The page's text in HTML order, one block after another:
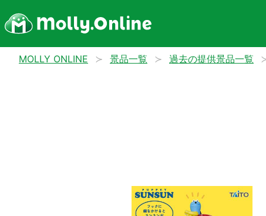
MOLLY ONLINE 景品一覧 過去の提供景品一覧